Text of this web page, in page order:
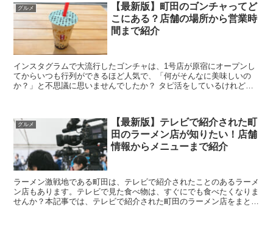
グルメ
【最新版】町田のゴンチャってど
こにある？店舗の場所から営業時
間まで紹介
インスタグラムで大流行したゴンチャは、1号店が原宿にオープンし
てからいつも行列ができるほど人気で、「何がそんなに美味しいの
か？」と不思議に思いませんでしたか？ タピ活をしているけれど、
グルメ
【最新版】テレビで紹介された町
田のラーメン店が知りたい！店舗
情報からメニューまで紹介
ラーメン激戦地である町田は、テレビで紹介されたことのあるラーメ
ン店もあります。テレビで見た食べ物は、すぐにでも食べたくなりま
せんか？本記事では、テレビで紹介された町田のラーメン店をまとめ